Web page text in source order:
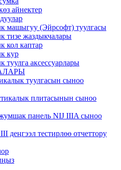
айнектер
машыгуу (Эйрсофт) туулгасы
тизе жаздыкчалары
кол каптар
кур
туулга аксессуарлары
туулгасын сыноо
плитасынын сыноо
панель NIJ IIIA сыноо
деңгээл тестирлөө отчеттору